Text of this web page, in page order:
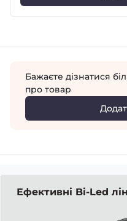
Бажаєте дізнатися
про товар
Ефективні Bi-Led